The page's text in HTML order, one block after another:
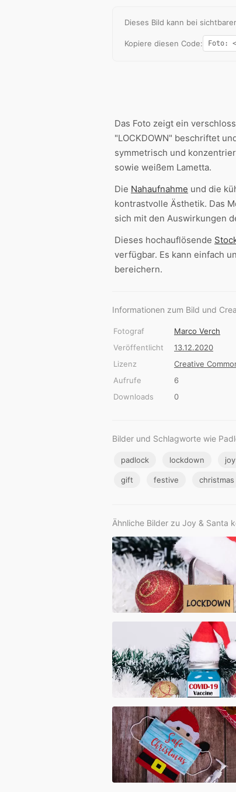
Dieses Bild kann bei
Kopiere diesen Code:
Das Foto zeigt ein
"LOCKDOWN" beschriftet
symmetrisch und
sowie weißem Lametta.
Die Nahaufnahme und die
kontrastvolle Ästhetik. Das
sich mit den Auswirkungen
Dieses hochauflösende
verfügbar. Es kann einfach
bereichern.
Informationen zum Bild und
Fotograf
Marco Verch
Veröffentlicht
13.12.2020
Lizenz
Creative
Aufrufe
6
Downloads
0
Bilder und Schlagworte wie
padlock lockdown joy
gift festive christmas
Ähnliche Bilder zu Joy & Santa